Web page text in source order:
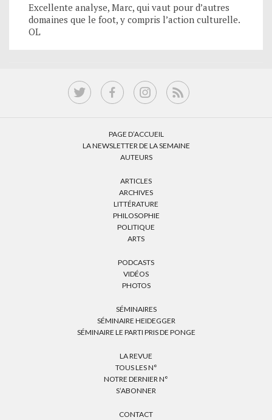
Excellente analyse, Marc, qui vaut pour d’autres
domaines que le foot, y compris l’action culturelle.
OL
PAGE D’ACCUEIL
LA NEWSLETTER DE LA SEMAINE
AUTEURS
ARTICLES
ARCHIVES
LITTÉRATURE
PHILOSOPHIE
POLITIQUE
ARTS
PODCASTS
VIDÉOS
PHOTOS
SÉMINAIRES
SÉMINAIRE HEIDEGGER
SÉMINAIRE LE PARTI PRIS DE PONGE
LA REVUE
TOUS LES N°
NOTRE DERNIER N°
S’ABONNER
CONTACT